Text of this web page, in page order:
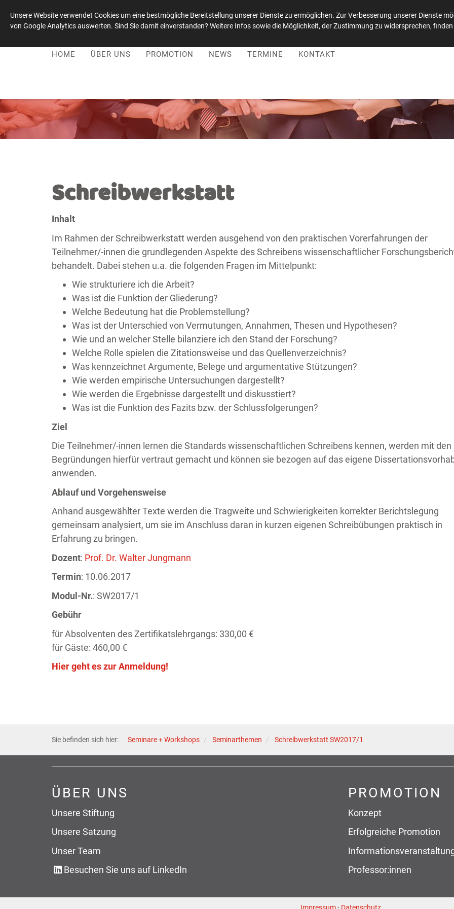
Leadership-Kultur-Stiftung| +49 1515 / 0059021 | Besuchen Sie uns auf LinkedIn
HOME ÜBER UNS PROMOTION NEWS TERMINE KONTAKT
Schreibwerkstatt
Inhalt
Im Rahmen der Schreibwerkstatt werden ausgehend von den praktischen Vorerfahrungen der
Teilnehmer/-innen die grundlegenden Aspekte des Schreibens wissenschaftlicher
behandelt. Dabei stehen u.a. die folgenden Fragen im Mittelpunkt:
Wie strukturiere ich die Arbeit?
Was ist die Funktion der Gliederung?
Welche Bedeutung hat die Problemstellung?
Was ist der Unterschied von Vermutungen, Annahmen, Thesen und Hypothesen?
Wie und an welcher Stelle bilanziere ich den Stand der Forschung?
Welche Rolle spielen die Zitationsweise und das Quellenverzeichnis?
Was kennzeichnet Argumente, Belege und argumentative Stützungen?
Wie werden empirische Untersuchungen dargestellt?
Wie werden die Ergebnisse dargestellt und diskusstiert?
Was ist die Funktion des Fazits bzw. der Schlussfolgerungen?
Ziel
Die Teilnehmer/-innen lernen die Standards wissenschaftlichen Schreibens kennen, werden mit den
Begründungen hierfür vertraut gemacht und können sie bezogen auf das eigene
anwenden.
Ablauf und Vorgehensweise
Anhand ausgewählter Texte werden die Tragweite und Schwierigkeiten korrekter Berichtslegung
gemeinsam analysiert, um sie im Anschluss daran in kurzen eigenen Schreibübungen praktisch in
Erfahrung zu bringen.
Dozent: Prof. Dr. Walter Jungmann
Termin: 10.06.2017
Modul-Nr.: SW2017/1
Gebühr
für Absolventen des Zertifikatslehrgangs: 330,00 €
für Gäste: 460,00 €
Hier geht es zur Anmeldung!
Sie befinden sich hier: Seminare + Workshops Seminarthemen Schreibwerkstatt SW2017/1
ÜBER UNS
Unsere Stiftung
Unsere Satzung
Unser Team
Besuchen Sie uns auf LinkedIn
PROMOTION
Konzept
Erfolgreiche Promotion
Professor:innen
Impressum- Datenschutz
Unsere Website verwendet Cookies um eine bestmögliche Bereitstellung unserer Dienste zu ermöglichen. Zur Verbesserung unserer Dienste
von Google Analytics auswerten. Sind Sie damit einverstanden? Weitere Infos sowie die Möglichkeit, der Zustimmung zu widersprechen,